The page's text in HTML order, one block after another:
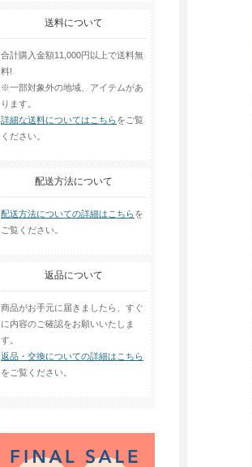
送料について
合計購入金額11,000円以上で送料無
料!
※一部対象外の地域、アイテムがあ
ります。
詳細な送料についてはこちらをご覧
ください。
配送方法について
配送方法についての詳細はこちらを
ご覧ください。
返品について
商品がお手元に届きましたら、すぐ
に内容のご確認をお願いいたしま
す。
返品・交換についての詳細はこちら
をご覧ください。